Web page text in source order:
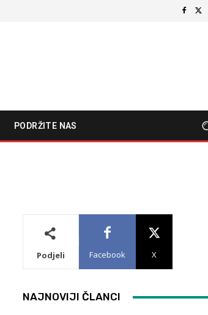
PODRŽITE NAS
Podjeli Facebook X
NAJNOVIJI ČLANCI